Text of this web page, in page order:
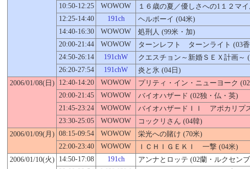
10:50-12:25
WOWOW １６歳の夏／優しさへの1１２マ
12:25-14:40
191ch ヘルボーイ (04米)
14:40-16:30
WOWOW 処刑人 (99米・加)
20:00-21:44
WOWOW ターンレフト ターンライト (03
24:50-26:14
191chW クエスチョン～新婚ＳＥＸ計画～
26:20-27:54
191chW 炎と氷 (04日)
2006/01/08(日)
12:40-14:20 WOWOW プリティ・イン・ニューヨーク
20:00-21:45
WOWOW バイオハザード (02独・仏・英)
21:45-23:24
WOWOW バイオハザードＩＩ アポカリプ
23:30-25:05
WOWOW コックリさん (04韓)
2006/01/09(月) 08:15-09:54 WOWOW 栄光への賭け (70米)
22:00-23:40
WOWOW ＩＣＨＩＧＥＫＩ 一撃 (04米)
2006/01/10(火) 14:50-17:08 191ch アンナとロッテ (02蘭・ルクセン